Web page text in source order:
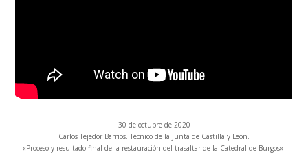
30 de octubre de 2020
Carlos Tejedor Barrios. Técnico de la Junta de Castilla y León.
«Proceso y resultado final de la restauración del trasaltar de la Catedral de Burgos».